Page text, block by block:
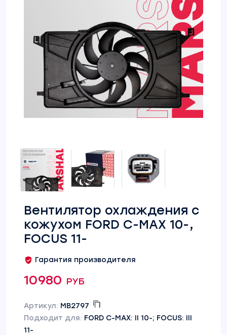
Вентилятор охлаждения c
кожухом FORD C-MAX 10-,
FOCUS 11-
Гарантия производителя
10980 руб
Артикул: MB2797
Подходит для: FORD C-MAX: II 10-; FOCUS: III
11-